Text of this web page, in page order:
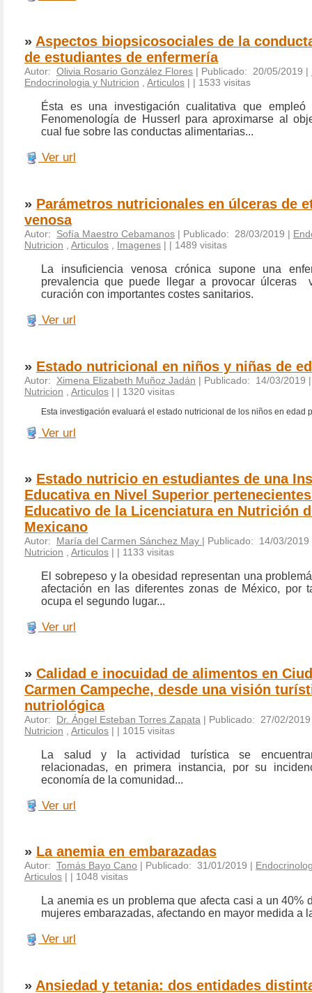
» Aspectos biopsicosociales de la
de estudiantes de enfermería
Autor: Olivia Rosario González Flores | Publicado: 20/05/2019 |
Endocrinologia y Nutricion , Articulos | | 1533 visitas
Ésta es una investigación cualitativa que
Fenomenología de Husserl para aproximarse al
cual fue sobre las conductas alimentarias...
Ver url
» Parámetros nutricionales en úlceras de
venosa
Autor: Sofía Maestro Cebamanos | Publicado: 28/03/2019 |
Nutricion
Articulos Imagenes | | 1489 visitas
La insuficiencia venosa crónica supone una
prevalencia que puede llegar a provocar úlceras
curación con importantes costes sanitarios.
Ver url
» Estado nutricional en niños y niñas de
Autor: Ximena Elizabeth Muñoz Jadán | Publicado: 14/03/2019
Nutricion
Articulos | | 1320 visitas
Esta investigación evaluará el estado nutricional de los niños en edad
Ver url
» Estado nutricio en estudiantes de una
Educativa en Nivel Superior
Educativo de la Licenciatura en Nutrición
Mexicano
Autor: María del Carmen Sánchez May | Publicado: 14/03/
Nutricion
Articulos | | 1133 visitas
El sobrepeso y la obesidad representan una
afectación en las diferentes zonas de México, por
ocupa el segundo lugar...
Ver url
» Calidad e inocuidad de alimentos en
Carmen Campeche, desde una visión
nutriológica
Autor: Dr. Ángel Esteban Torres Zapata | Publicado: 27/02/
Nutricion
Articulos | | 1015 visitas
La salud y la actividad turística se
relacionadas, en primera instancia, por su
economía de la comunidad...
Ver url
» La anemia en embarazadas
Autor: Tomás Bayo Cano | Publicado: 31/01/2019 |
Articulos | | 1048 visitas
La anemia es un problema que afecta casi a un 40%
mujeres embarazadas, afectando en mayor medida a
Ver url
» Ansiedad y tetania: dos entidades